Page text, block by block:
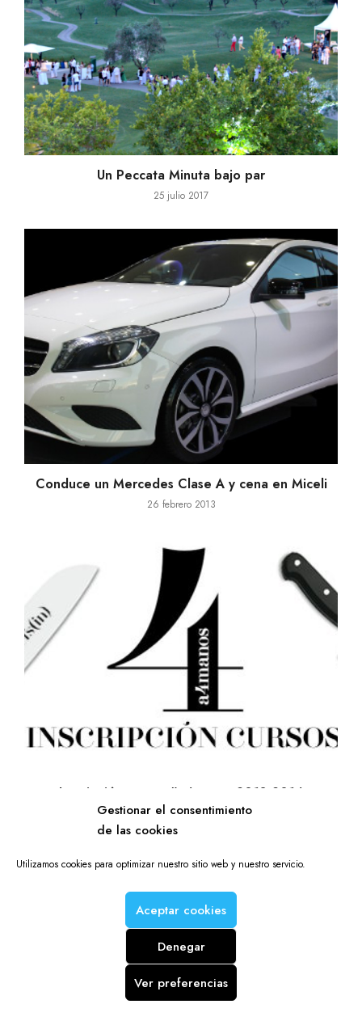
Gestionar el consentimiento
de las cookies
Utilizamos cookies para optimizar nuestro sitio web y nuestro servicio.
Aceptar cookies
Denegar
Ver preferencias
Un Peccata Minuta bajo par
25 julio 2017
Conduce un Mercedes Clase A y cena en Miceli
26 febrero 2013
Inscripción cursos #a4manos 2013-2014
2 septiembre 2013